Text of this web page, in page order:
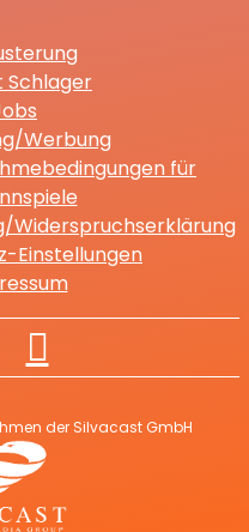
Schlager
Werbung
für
Widerspruchserklärung
Einstellungen
der Silvacast GmbH